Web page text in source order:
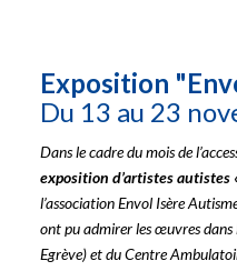
Exposition
Du 13 au 23
Dans le cadre du mois de
exposition d’artistes autistes
l’association Envol Isère
ont pu admirer les œuvres dans
Egrève) et du Centre